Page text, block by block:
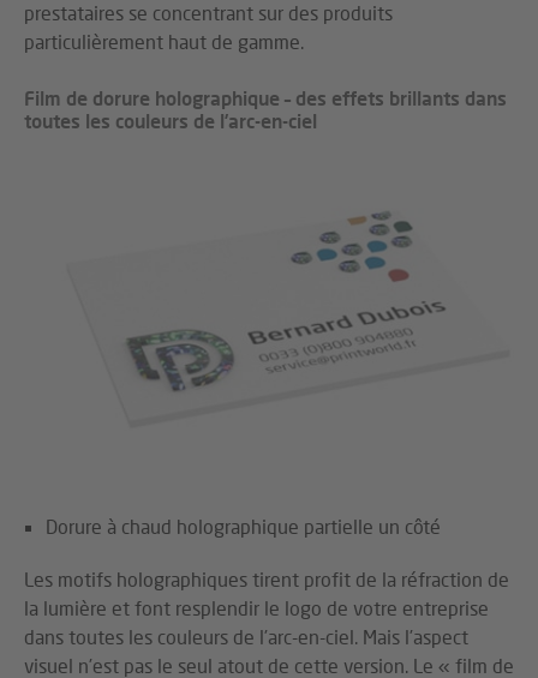
prestataires se concentrant sur des produits
particulièrement haut de gamme.
Film de dorure holographique – des effets brillants dans
toutes les couleurs de l’arc-en-ciel
Dorure à chaud holographique partielle un côté
Les motifs holographiques tirent profit de la réfraction de
la lumière et font resplendir le logo de votre entreprise
dans toutes les couleurs de l’arc-en-ciel. Mais l’aspect
visuel n’est pas le seul atout de cette version. Le « film de